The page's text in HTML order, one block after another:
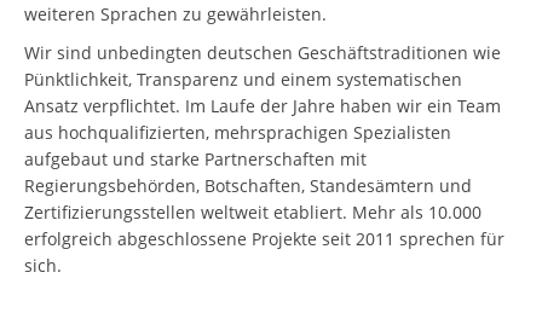
weiteren Sprachen zu gewährleisten.
Wir sind unbedingten deutschen Geschäftstraditionen wie
Pünktlichkeit, Transparenz und einem systematischen
Ansatz verpflichtet. Im Laufe der Jahre haben wir ein Team
aus hochqualifizierten, mehrsprachigen Spezialisten
aufgebaut und starke Partnerschaften mit
Regierungsbehörden, Botschaften, Standesämtern und
Zertifizierungsstellen weltweit etabliert. Mehr als 10.000
erfolgreich abgeschlossene Projekte seit 2011 sprechen für
sich.